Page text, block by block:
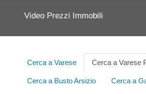
Video Prezzi Immobili
Cerca a Varese Cerca a Varese
Cerca a Busto Arsizio Cerca a